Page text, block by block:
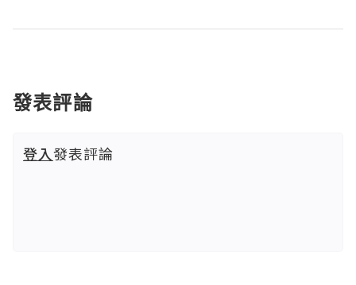
發表評論
登入發表評論